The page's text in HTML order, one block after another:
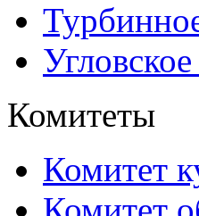
Комитеты
Комитет